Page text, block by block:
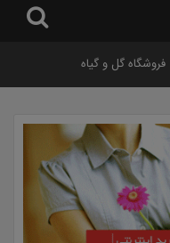
فروشگاه گل و گیاه